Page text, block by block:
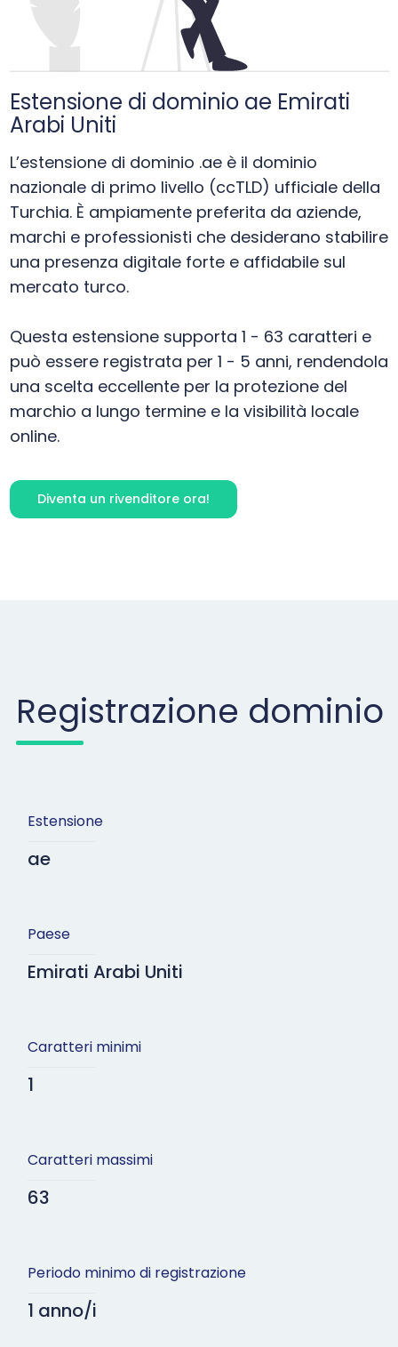
Estensione di dominio ae Emirati
Arabi Uniti
L’estensione di dominio .ae è il dominio
nazionale di primo livello (ccTLD) ufficiale della
Turchia. È ampiamente preferita da aziende,
marchi e professionisti che desiderano stabilire
una presenza digitale forte e affidabile sul
mercato turco.
Questa estensione supporta 1 - 63 caratteri e
può essere registrata per 1 - 5 anni, rendendola
una scelta eccellente per la protezione del
marchio a lungo termine e la visibilità locale
online.
Diventa un rivenditore ora!
Registrazione dominio
Estensione
ae
Paese
Emirati Arabi Uniti
Caratteri minimi
1
Caratteri massimi
63
Periodo minimo di registrazione
1 anno/i